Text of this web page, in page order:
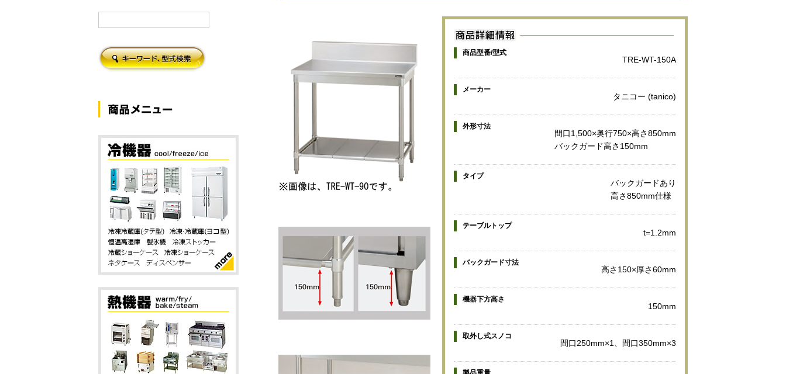
商品型番/型式
TRE-WT-150A
メーカー
タニコー (tanico)
外形寸法
間口1,500×奥行750×高さ850mm
バックガード高さ150mm
タイプ
バックガードあり
高さ850mm仕様
テーブルトップ
t=1.2mm
バックガード寸法
高さ150×厚さ60mm
機器下方高さ
150mm
取外し式スノコ
間口250mm×1、間口350mm×3